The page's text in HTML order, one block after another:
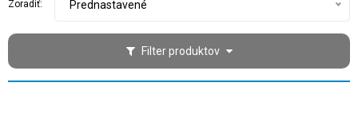
Filter produktov
Zoradiť: Prednastavené